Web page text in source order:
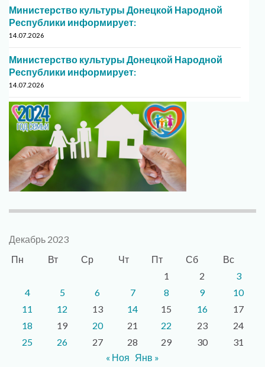
Министерство культуры Донецкой Народной
Республики информирует:
14.07.2026
Министерство культуры Донецкой Народной
Республики информирует:
14.07.2026
Декабрь 2023
Пн
Вт Ср Чт Пт Сб
Вс
1
2
3
4
5 6 7 8 9
10
11
12 13 14 15 16
17
18
19 20 21 22 23
24
25
26 27 28 29 30
31
« Ноя Янв »